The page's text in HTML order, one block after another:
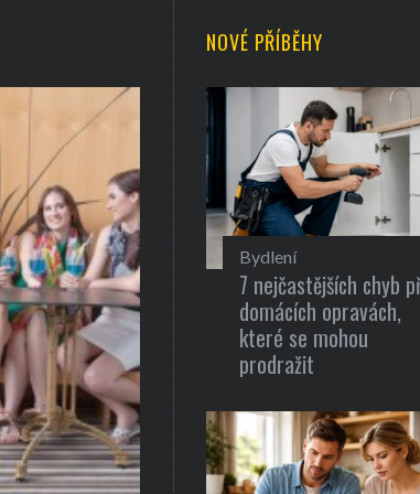
NOVÉ PŘÍBĚHY
Bydlení
7 nejčastějších chyb
domácích opravách,
které se mohou
prodražit